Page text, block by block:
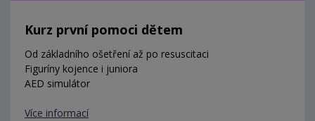
Kurz první pomoci dětem
Od základního ošetření až po resuscitaci
Figuríny kojence i juniora
AED simulátor
Více informací